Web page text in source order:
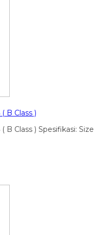
B Class )
B Class ) Spesifikasi: Size